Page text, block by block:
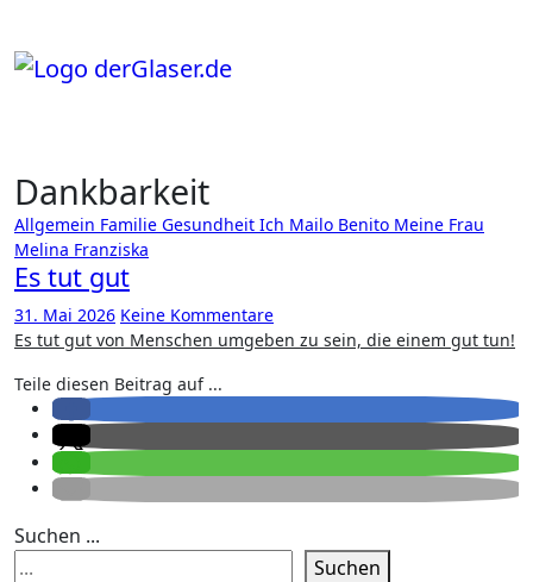
springen
Dankbarkeit
Allgemein Familie Gesundheit Ich Mailo Benito Meine Frau
Melina Franziska
Es tut gut
31. Mai 2026 Keine Kommentare
Es tut gut von Menschen umgeben zu sein, die einem gut tun!
Teile diesen Beitrag auf ...
Suchen ...
Suchen